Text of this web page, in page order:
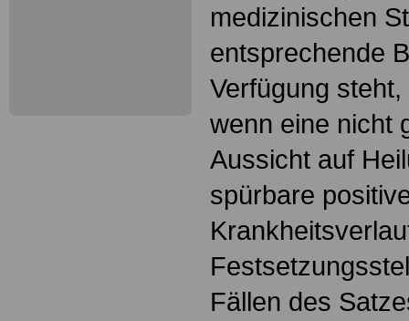
medizinischen
entsprechende
Verfügung
wenn eine nicht
Aussicht auf
spürbare
Fällen des